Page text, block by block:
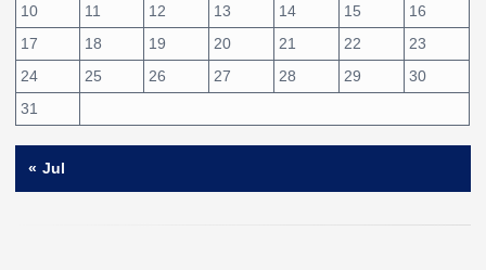
10
11 12 13 14 15
16
17
18 19 20 21 22
23
24
25 26 27 28 29
30
31
« Jul